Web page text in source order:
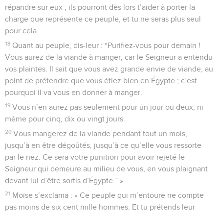
répandre sur eux ; ils pourront dès lors t’aider à porter la
charge que représente ce peuple, et tu ne seras plus seul
pour cela.
18 Quant au peuple, dis-leur : “Purifiez-vous pour demain !
Vous aurez de la viande à manger, car le Seigneur a entendu
vos plaintes. Il sait que vous avez grande envie de viande, au
point de prétendre que vous étiez bien en Égypte ; c’est
pourquoi il va vous en donner à manger.
19 Vous n’en aurez pas seulement pour un jour ou deux, ni
même pour cinq, dix ou vingt jours.
20 Vous mangerez de la viande pendant tout un mois,
jusqu’à en être dégoûtés, jusqu’à ce qu’elle vous ressorte
par le nez. Ce sera votre punition pour avoir rejeté le
Seigneur qui demeure au milieu de vous, en vous plaignant
devant lui d’être sortis d’Égypte.” »
21 Moïse s’exclama : « Ce peuple qui m’entoure ne compte
pas moins de six cent mille hommes. Et tu prétends leur